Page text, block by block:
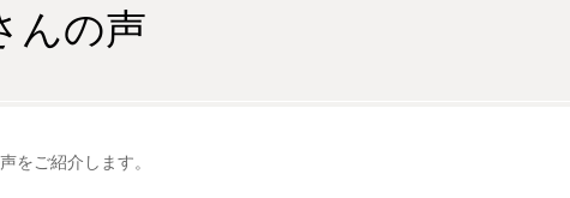
んの声
をご紹介します。